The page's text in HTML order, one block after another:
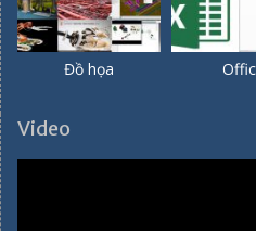
Đồ họa
Video